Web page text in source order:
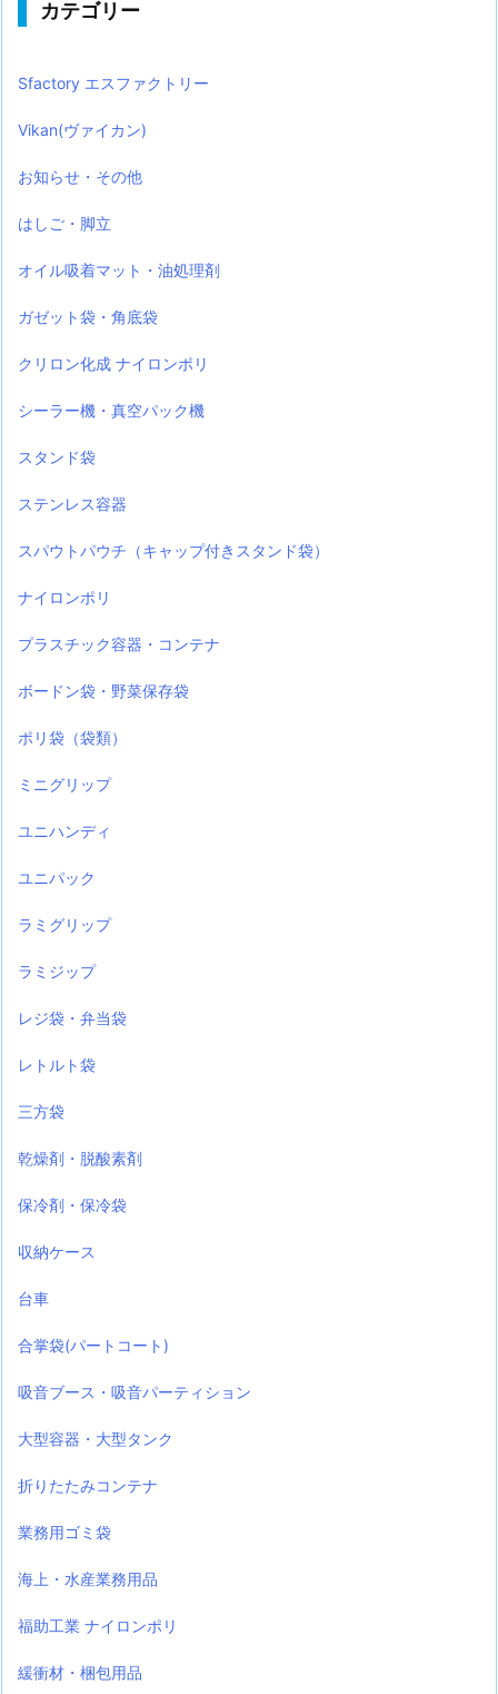
カテゴリー
Sfactory エスファクトリー
Vikan(ヴァイカン)
お知らせ・その他
はしご・脚立
オイル吸着マット・油処理剤
ガゼット袋・角底袋
クリロン化成 ナイロンポリ
シーラー機・真空パック機
スタンド袋
ステンレス容器
スパウトパウチ（キャップ付きスタンド袋）
ナイロンポリ
プラスチック容器・コンテナ
ボードン袋・野菜保存袋
ポリ袋（袋類）
ミニグリップ
ユニハンディ
ユニパック
ラミグリップ
ラミジップ
レジ袋・弁当袋
レトルト袋
三方袋
乾燥剤・脱酸素剤
保冷剤・保冷袋
収納ケース
台車
合掌袋(パートコート)
吸音ブース・吸音パーティション
大型容器・大型タンク
折りたたみコンテナ
業務用ゴミ袋
海上・水産業務用品
福助工業 ナイロンポリ
緩衝材・梱包用品